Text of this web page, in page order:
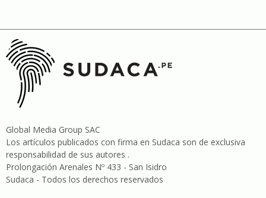
Global Media Group SAC
Los artículos publicados con firma en Sudaca son de exclusiva
responsabilidad de sus autores .
Prolongación Arenales Nº 433 - San Isidro
Sudaca - Todos los derechos reservados